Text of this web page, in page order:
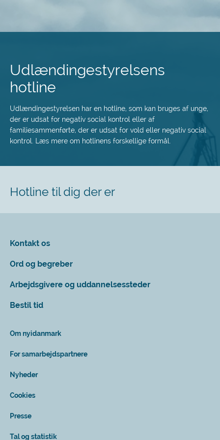
Udlændingestyrelsens
hotline
Udlændingestyrelsen har en hotline, som kan bruges af unge,
der er udsat for negativ social kontrol eller af
familiesammenførte, der er udsat for vold eller negativ social
kontrol. Læs mere om hotlinens forskellige formål.
Hotline til dig der er
Kontakt os
Ord og begreber
Arbejdsgivere og uddannelsessteder
Bestil tid
Om nyidanmark
For samarbejdspartnere
Nyheder
Cookies
Presse
Tal og statistik